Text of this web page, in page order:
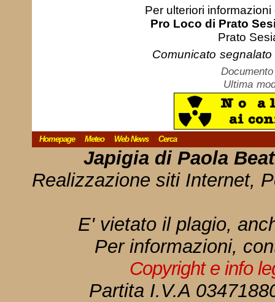
Per ulteriori
Pro Loco di Prato
Prato
Comunicato
Ultima
Homepage Meteo Web News Cerca
Japigia di Paola
Realizzazione siti Internet,
E' vietato il plagio,
Per informazioni,
Copyright e info
Partita I.V.A